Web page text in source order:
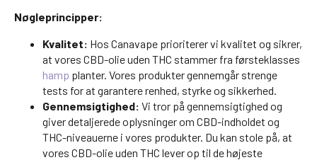
Nøgleprincipper:
Kvalitet: Hos Canavape prioriterer vi kvalitet og sikrer,
at vores CBD-olie uden THC stammer fra førsteklasses
hamp planter. Vores produkter gennemgår strenge
tests for at garantere renhed, styrke og sikkerhed.
Gennemsigtighed: Vi tror på gennemsigtighed og
giver detaljerede oplysninger om CBD-indholdet og
THC-niveauerne i vores produkter. Du kan stole på, at
vores CBD-olie uden THC lever op til de højeste